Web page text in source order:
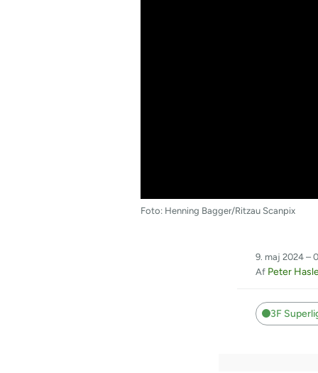
Foto: Henning Bagger/Ritzau Scanpix
9. maj 2024 –
Af Peter
3F